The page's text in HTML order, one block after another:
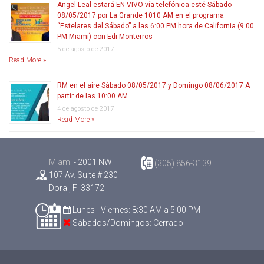
Angel Leal estará EN VIVO vía telefónica esté Sábado
08/05/2017 por La Grande 1010 AM en el programa
“Estelares del Sábado” a las 6:00 PM hora de California (9:00
PM Miami) con Edi Monterros
5 de agosto de 2017
Read More »
RM en el aire Sábado 08/05/2017 y Domingo 08/06/2017 A
partir de las 10:00 AM
4 de agosto de 2017
Read More »
Miami - 2001 NW
107 Av. Suite # 230
Doral, Fl 33172
(305) 856-3139
Lunes - Viernes: 8:30 AM a 5:00 PM
Sábados/Domingos: Cerrado